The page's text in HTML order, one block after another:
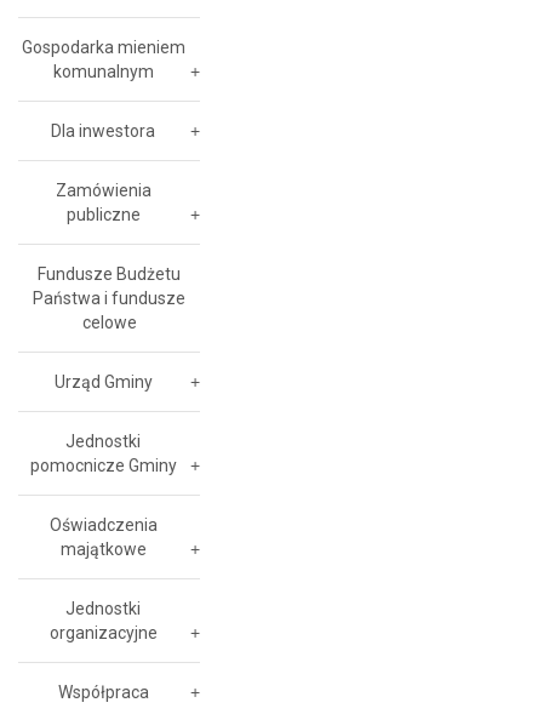
Gospodarka mieniem
komunalnym
Dla inwestora
Zamówienia
publiczne
Fundusze Budżetu
Państwa i fundusze
celowe
Urząd Gminy
Jednostki
pomocnicze Gminy
Oświadczenia
majątkowe
Jednostki
organizacyjne
Współpraca